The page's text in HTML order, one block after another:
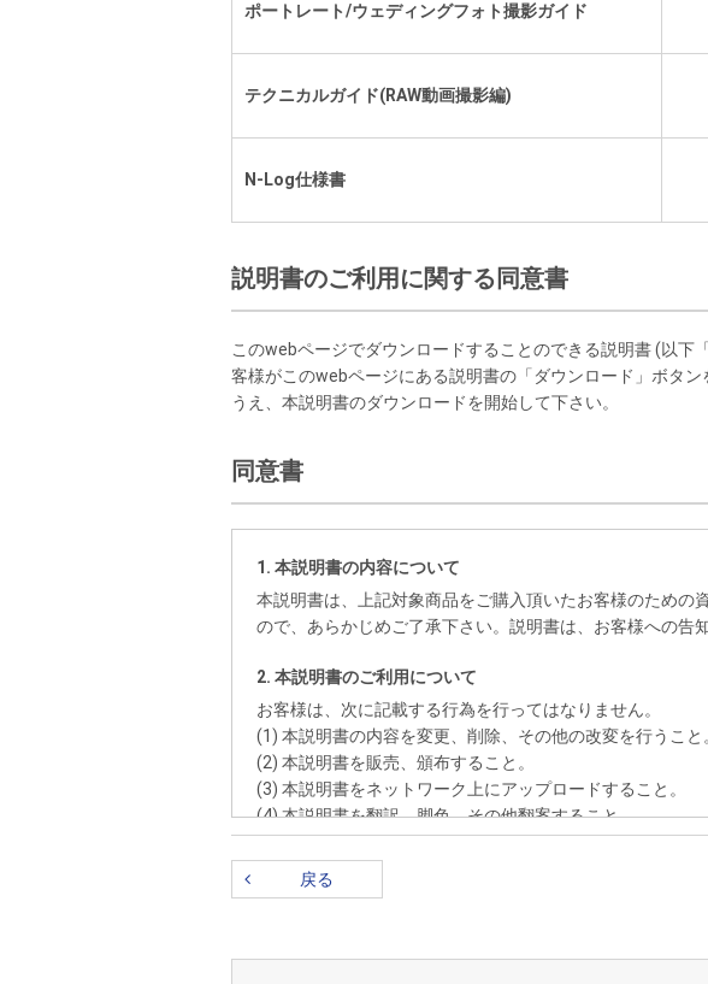
ポートレート/ウェディングフォト撮影ガイド
テクニカルガイド(RAW動画撮影編)
N-Log仕様書
説明書のご利用に関する同意書
このwebページでダウンロードすることのできる説明書 (以
客様がこのwebページにある説明書の「ダウンロード」ボタ
うえ、本説明書のダウンロードを開始して下さい。
同意書
1. 本説明書の内容について
本説明書は、上記対象商品をご購入頂いたお客様のための
ので、あらかじめご了承下さい。説明書は、お客様への告
2. 本説明書のご利用について
お客様は、次に記載する行為を行ってはなりません。
(1) 本説明書の内容を変更、削除、その他の改変を行うこと
(2) 本説明書を販売、頒布すること。
(3) 本説明書をネットワーク上にアップロードすること。
(4) 本説明書を翻訳、脚色、その他翻案すること。
(5) 本説明書を私的利用の範囲を超えて複製すること。
3. 著作権およびその他の知的財産権
戻る